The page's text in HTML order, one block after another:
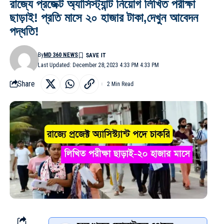
রাজ্যে প্রজেক্ট অ্যাসিস্ট্যান্ট নিয়োগ লিখিত পরীক্ষা
ছাড়াই! প্রতি মাসে ২০ হাজার টাকা,দেখুন আবেদন
পদ্ধতি!
Last Updated: December 28, 2023 4:33 PM 4:33 PM
ByMD 360 NEWS
Share 2 Min Read